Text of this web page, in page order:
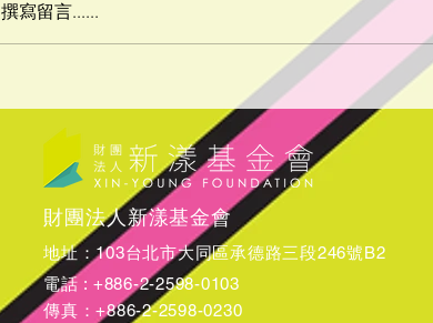
撰寫留言......
財團法人新漾基金會
地址：103台北市大同區承德路三段246號B2​
電話 : +886-2-2598-0103
​傳真：+886-2-2598-0230